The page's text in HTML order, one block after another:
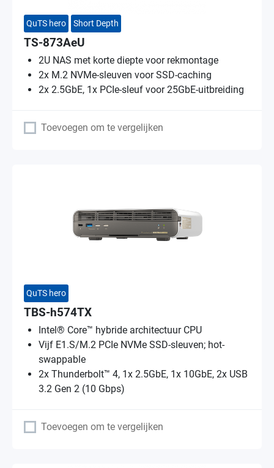
QuTS hero Short Depth
TS-873AeU
2U NAS met korte diepte voor rekmontage
2x M.2 NVMe-sleuven voor SSD-caching
2x 2.5GbE, 1x PCIe-sleuf voor 25GbE-uitbreiding
Toevoegen om te vergelijken
QuTS hero
TBS-h574TX
Intel® Core™ hybride architectuur CPU
Vijf E1.S/M.2 PCIe NVMe SSD-sleuven; hot-
swappable
2x Thunderbolt™ 4, 1x 2.5GbE, 1x 10GbE, 2x USB
3.2 Gen 2 (10 Gbps)
Toevoegen om te vergelijken